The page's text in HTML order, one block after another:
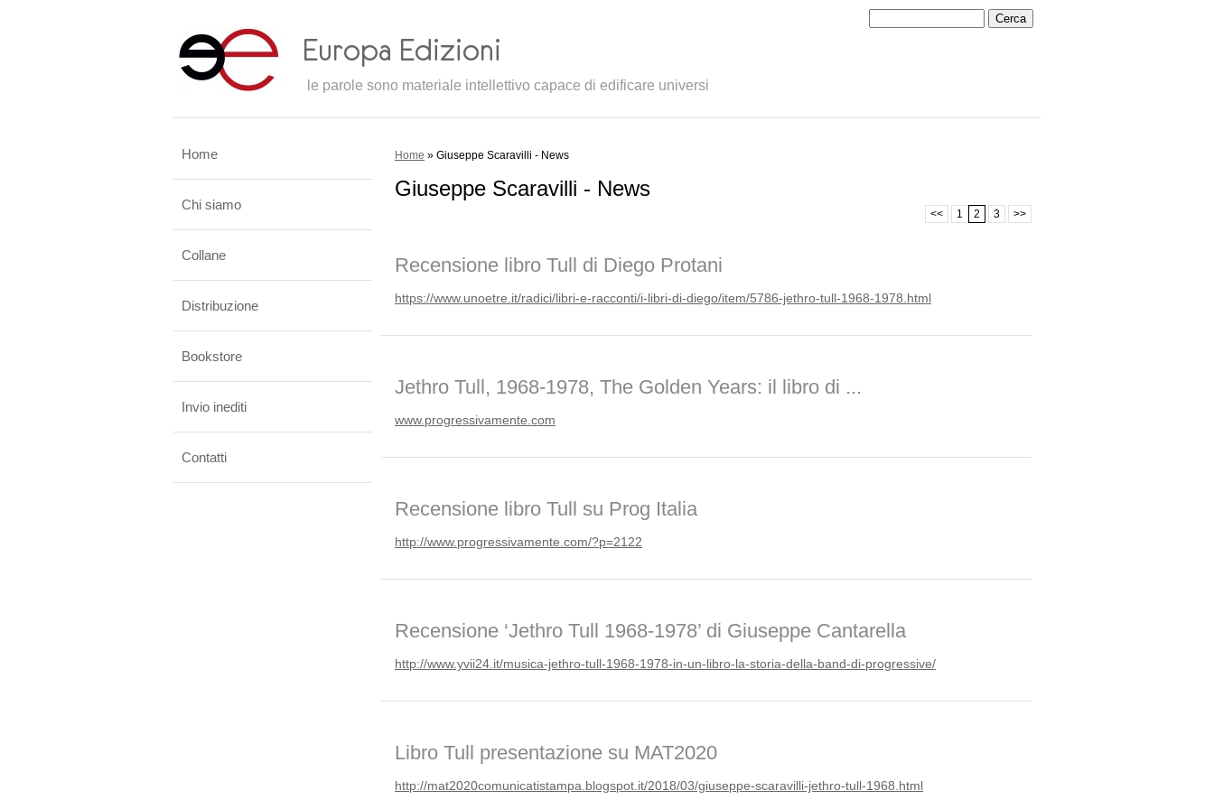
le parole sono materiale intellettivo capace di edificare universi
Home » Giuseppe Scaravilli - News
Giuseppe Scaravilli - News
<< 1 2 3 >>
Recensione libro Tull di Diego Protani
https://www.unoetre.it/radici/libri-e-racconti/i-libri-di-diego/item/5786-jethro-tull-1968-1978.html
Jethro Tull, 1968-1978, The Golden Years: il libro di ...
www.progressivamente.com
Recensione libro Tull su Prog Italia
http://www.progressivamente.com/?p=2122
Recensione ‘Jethro Tull 1968-1978’ di Giuseppe Cantarella
http://www.yvii24.it/musica-jethro-tull-1968-1978-in-un-libro-la-storia-della-band-di-progressive/
Libro Tull presentazione su MAT2020
http://mat2020comunicatistampa .blogspot.it/2018/03/giuseppe-scaravilli-jethro-tull-1968.html
Home
Chi siamo
Collane
Distribuzione
Bookstore
Invio inediti
Contatti